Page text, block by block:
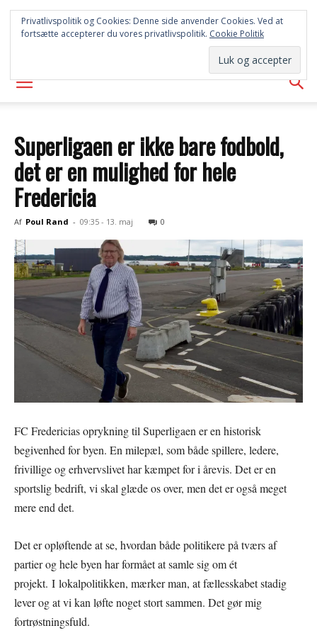
SYD
AVISEN
Superligaen er ikke bare fodbold,
det er en mulighed for hele
Fredericia
Af Poul Rand - 09:35 - 13. maj 0
FC Fredericias oprykning til Superligaen er en historisk
begivenhed for byen. En milepæl, som både spillere, ledere,
frivillige og erhvervslivet har kæmpet for i årevis. Det er en
sportslig bedrift, vi skal glæde os over, men det er også meget
mere end det.
Det er opløftende at se, hvordan både politikere på tværs af
partier og hele byen har formået at samle sig om ét
projekt. I lokalpolitikken, mærker man, at fællesskabet stadig
lever og at vi kan løfte noget stort sammen. Det gør mig
fortrøstningsfuld.
Privatlivspolitik og Cookies: Denne side anvender Cookies. Ved at
fortsætte accepterer du vores privatlivspolitik. Cookie Politik